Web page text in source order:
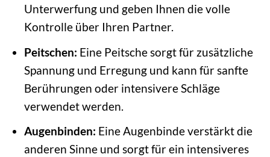
Unterwerfung und geben Ihnen die volle
Kontrolle über Ihren Partner.
Peitschen: Eine Peitsche sorgt für zusätzliche
Spannung und Erregung und kann für sanfte
Berührungen oder intensivere Schläge
verwendet werden.
Augenbinden: Eine Augenbinde verstärkt die
anderen Sinne und sorgt für ein intensiveres